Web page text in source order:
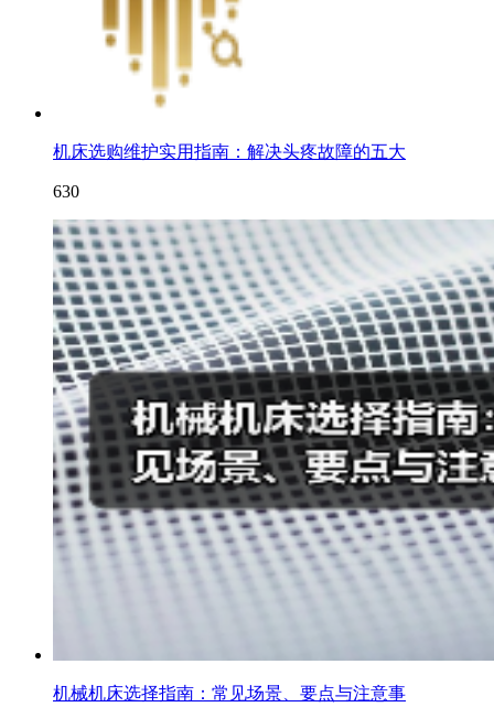
机床选购维护实用指南：解决头疼故障的五大
630
机械机床选择指南：常见场景、要点与注意事